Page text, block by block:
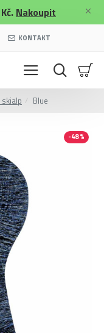
Nakoupit
KONTAKT
skialp Blue
-48 %